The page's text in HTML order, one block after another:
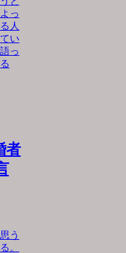
っ
人
い
っ
者
う
。